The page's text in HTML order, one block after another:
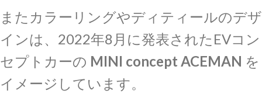
またカラーリングやディティールのデザ
インは、2022年8月に発表されたEVコン
セプトカーの MINI concept ACEMAN を
イメージしています。